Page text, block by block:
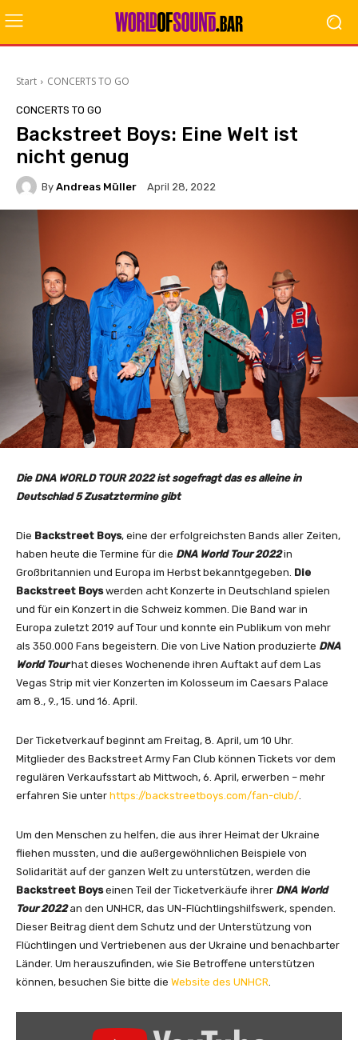
Start CONCERTS TO GO
CONCERTS TO GO
Backstreet Boys: Eine Welt ist
nicht genug
By Andreas Müller April 28, 2022
Die DNA WORLD TOUR 2022 ist sogefragt das es alleine in
Deutschlad 5 Zusatztermine gibt
Die Backstreet Boys, eine der erfolgreichsten Bands aller Zeiten,
haben heute die Termine für die DNA World Tour 2022in
Großbritannien und Europa im Herbst bekanntgegeben. Die
Backstreet Boyswerden acht Konzerte in Deutschland spielen
und für ein Konzert in die Schweiz kommen. Die Band war in
Europa zuletzt 2019 auf Tour und konnte ein Publikum von mehr
als 350.000 Fans begeistern. Die von Live Nation produzierte DNA
World Tourhat dieses Wochenende ihren Auftakt auf dem Las
Vegas Strip mit vier Konzerten im Kolosseum im Caesars Palace
am 8., 9., 15. und 16. April.
Der Ticketverkauf beginnt am Freitag, 8. April, um 10 Uhr.
Mitglieder des Backstreet Army Fan Club können Tickets vor dem
regulären Verkaufsstart ab Mittwoch, 6. April, erwerben – mehr
erfahren Sie unter https://backstreetboys.com/fan-club/.
Um den Menschen zu helfen, die aus ihrer Heimat der Ukraine
fliehen mussten, und die außergewöhnlichen Beispiele von
Solidarität auf der ganzen Welt zu unterstützen, werden die
Backstreet Boyseinen Teil der Ticketverkäufe ihrer DNA World
Tour 2022an den UNHCR, das UN-Flüchtlingshilfswerk, spenden.
Dieser Beitrag dient dem Schutz und der Unterstützung von
Flüchtlingen und Vertriebenen aus der Ukraine und benachbarter
Länder. Um herauszufinden, wie Sie Betroffene unterstützen
können, besuchen Sie bitte die Website des UNHCR.